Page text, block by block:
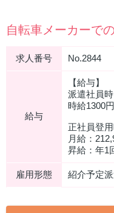
自転車メーカーで
求人番号 No.2844
給与
【給与】
派遣社員時
時給1300
正社員登
月給：
昇給：年1
雇用形態 紹介予定